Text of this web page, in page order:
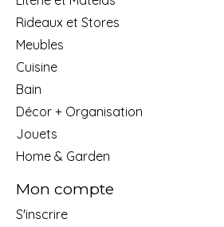
Rideaux et Stores
Meubles
Cuisine
Bain
Décor + Organisation
Jouets
Home & Garden
Mon compte
S'inscrire